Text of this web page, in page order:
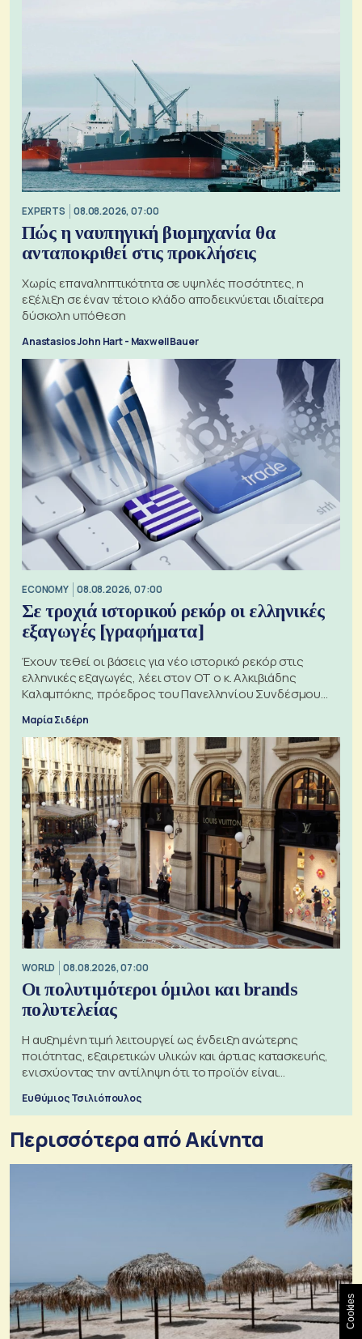
EXPERTS 08.08.2026, 07:00
Πώς η ναυπηγική βιομηχανία θα
ανταποκριθεί στις προκλήσεις
Χωρίς επαναληπτικότητα σε υψηλές ποσότητες, η
εξέλιξη σε έναν τέτοιο κλάδο αποδεικνύεται ιδιαίτερα
δύσκολη υπόθεση
Anastasios John Hart - Maxwell Bauer
ECONOMY 08.08.2026, 07:00
Σε τροχιά ιστορικού ρεκόρ οι ελληνικές
εξαγωγές [γραφήματα]
Έχουν τεθεί οι βάσεις για νέο ιστορικό ρεκόρ στις
ελληνικές εξαγωγές, λέει στον ΟΤ ο κ. Αλκιβιάδης
Καλαμπόκης, πρόεδρος του Πανελληνίου Συνδέσμου
Μαρία Σιδέρη
WORLD 08.08.2026, 07:00
Οι πολυτιμότεροι όμιλοι και brands
πολυτελείας
Η αυξημένη τιμή λειτουργεί ως ένδειξη ανώτερης
ποιότητας, εξαιρετικών υλικών και άρτιας κατασκευής,
ενισχύοντας την αντίληψη ότι το προϊόν είναι
Ευθύμιος Τσιλιόπουλος
Περισσότερα από Ακίνητα
Cookies